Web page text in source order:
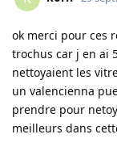
ok merci pour ces
trochus car j en ai
nettoyaient les
un valencienna
prendre pour
meilleurs dans